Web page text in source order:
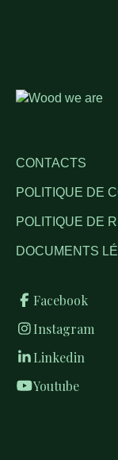
CONTACTS
POLITIQUE DE
POLITIQUE DE
DOCUMENTS
Facebook
Instagram
Linkedin
Youtube